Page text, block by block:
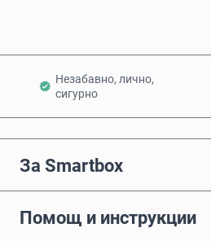
Незабавно, лично,
сигурно
За Smartbox
Помощ и инструкции